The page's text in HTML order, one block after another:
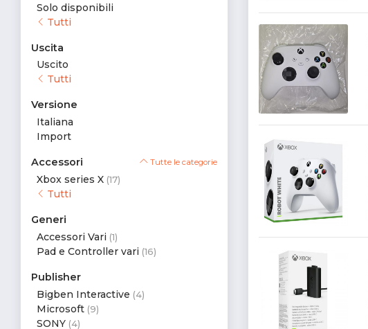
Solo disponibili
Tutti
Uscita
Uscito
Tutti
Versione
Italiana
Import
Accessori Tutte le categorie
Xbox series X (17)
Tutti
Generi
Accessori Vari (1)
Pad e Controller vari (16)
Publisher
Bigben Interactive (4)
Microsoft (9)
SONY (4)